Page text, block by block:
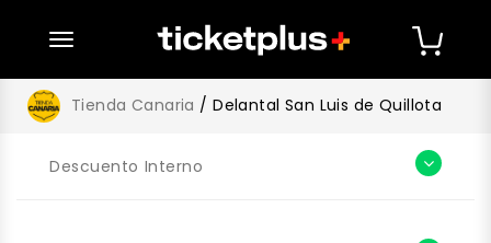
desplegar navegación
Tienda Canaria / Delantal San Luis de Quillota
Descuento Interno